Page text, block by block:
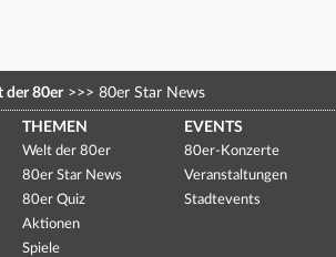
der 80er >>> 80er Star News
THEMEN
Welt der 80er
80er Star News
80er Quiz
Aktionen
Spiele
EVENTS
80er-Konzerte
Veranstaltungen
Stadtevents